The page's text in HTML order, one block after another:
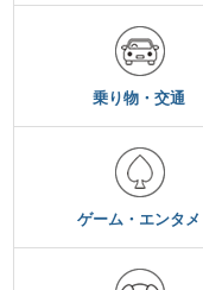
乗り物・交通
ゲーム・エンタメ